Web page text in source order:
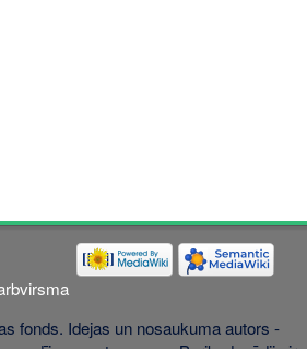
fonds. Idejas un nosaukuma autors -